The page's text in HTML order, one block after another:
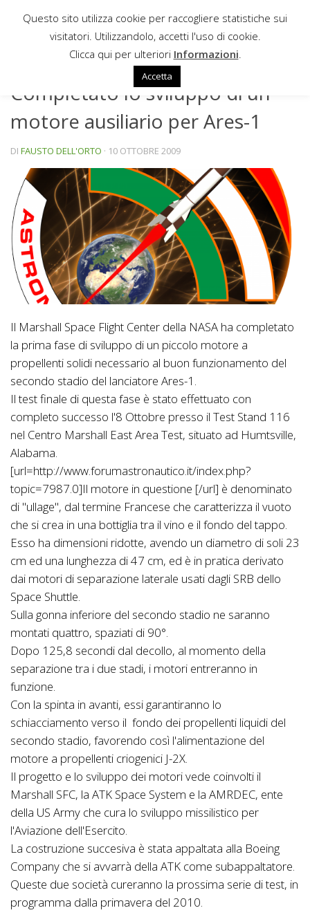
Sotto il contenuto
Completato lo sviluppo di un
motore ausiliario per Ares-1
DI FAUSTO DELL'ORTO · 10 OTTOBRE 2009
Il Marshall Space Flight Center della NASA ha completato
la prima fase di sviluppo di un piccolo motore a
propellenti solidi necessario al buon funzionamento del
secondo stadio del lanciatore Ares-1.
Il test finale di questa fase è stato effettuato con
completo successo l'8 Ottobre presso il Test Stand 116
nel Centro Marshall East Area Test, situato ad Humtsville,
Alabama.
[url=http://www.forumastronautico.it/index.php?
topic=7987.0]Il motore in questione [/url] è denominato
di "ullage", dal termine Francese che caratterizza il vuoto
che si crea in una bottiglia tra il vino e il fondo del tappo.
Esso ha dimensioni ridotte, avendo un diametro di soli 23
cm ed una lunghezza di 47 cm, ed è in pratica derivato
dai motori di separazione laterale usati dagli SRB dello
Space Shuttle.
Sulla gonna inferiore del secondo stadio ne saranno
montati quattro, spaziati di 90°.
Dopo 125,8 secondi dal decollo, al momento della
separazione tra i due stadi, i motori entreranno in
funzione.
Con la spinta in avanti, essi garantiranno lo
schiacciamento verso il fondo dei propellenti liquidi del
secondo stadio, favorendo così l'alimentazione del
motore a propellenti criogenici J-2X.
Il progetto e lo sviluppo dei motori vede coinvolti il
Marshall SFC, la ATK Space System e la AMRDEC, ente
della US Army che cura lo sviluppo missilistico per
l'Aviazione dell'Esercito.
La costruzione succesiva è stata appaltata alla Boeing
Company che si avvarrà della ATK come subappaltatore.
Queste due società cureranno la prossima serie di test, in
programma dalla primavera del 2010.
Questo sito utilizza cookie per raccogliere statistiche sui
visitatori. Utilizzandolo, accetti l'uso di cookie.
Clicca qui per ulteriori Informazioni
Accetta